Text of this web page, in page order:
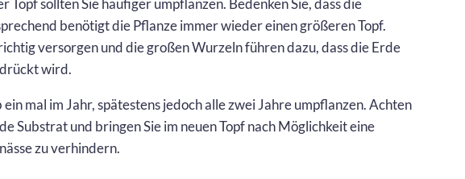
Topf sollten Sie häufiger umpflanzen. Bedenken Sie, dass die
benötigt die Pflanze immer wieder einen größeren Topf.
versorgen und die großen Wurzeln führen dazu, dass die Erde
wird.
mal im Jahr, spätestens jedoch alle zwei Jahre umpflanzen. Achten
Substrat und bringen Sie im neuen Topf nach Möglichkeit eine
zu verhindern.